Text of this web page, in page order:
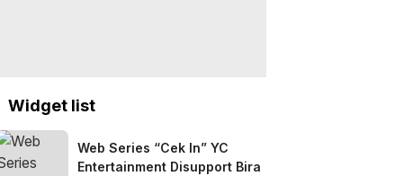
Widget list
Web Series “Cek In” YC
Entertainment Disupport Bira